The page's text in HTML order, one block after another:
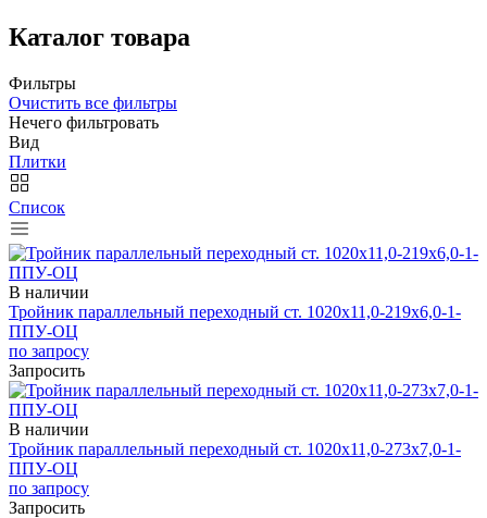
Каталог товара
Фильтры
Очистить все фильтры
Нечего фильтровать
Вид
Плитки
Список
В наличии
Тройник параллельный переходный ст. 1020х11,0-219х6,0-1-
ППУ-ОЦ
по запросу
Запросить
В наличии
Тройник параллельный переходный ст. 1020х11,0-273х7,0-1-
ППУ-ОЦ
по запросу
Запросить